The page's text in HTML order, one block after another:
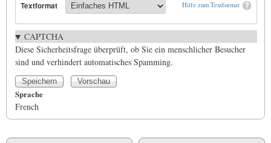
Hilfe zum Textformat
Textformat
CAPTCHA
Diese Sicherheitsfrage überprüft, ob Sie ein menschlicher Besucher
sind und verhindert automatisches Spamming.
Sprache
French